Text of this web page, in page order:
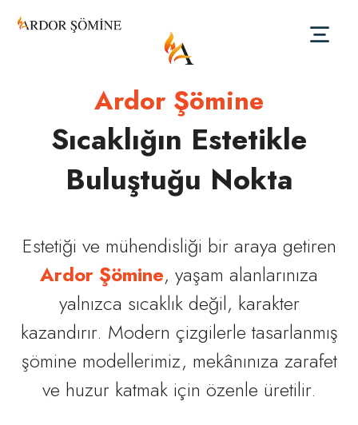
Ardor Şömine
Sıcaklığın Estetikle
Buluştuğu Nokta
Estetiği ve mühendisliği bir araya getiren
Ardor Şömine, yaşam alanlarınıza
yalnızca sıcaklık değil, karakter
kazandırır. Modern çizgilerle tasarlanmış
şömine modellerimiz, mekânınıza zarafet
ve huzur katmak için özenle üretilir.